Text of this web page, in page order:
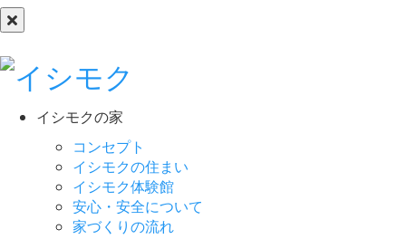
イシモクの家
コンセプト
イシモクの住まい
イシモク体験館
安心・安全について
家づくりの流れ